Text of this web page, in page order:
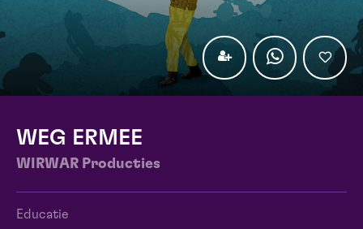
WEG ERMEE
WIRWAR Producties
Educatie